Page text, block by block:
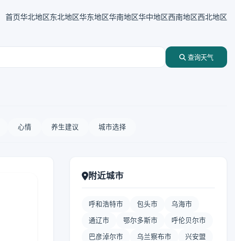
首页华北地区东北地区华东地区华南地区华中地区西南地区西北地区
查询天气
心情 养生建议 城市选择
附近城市
呼和浩特市 包头市 乌海市
通辽市 鄂尔多斯市 呼伦贝尔市
巴彦淖尔市 乌兰察布市 兴安盟